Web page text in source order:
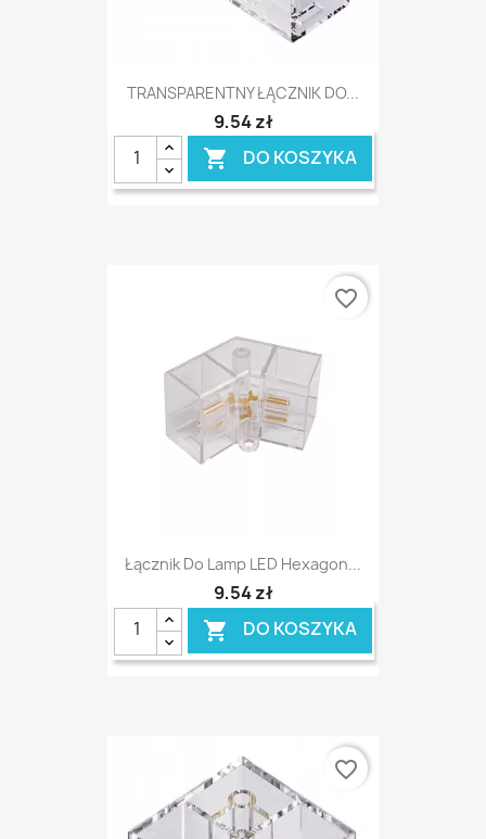
TRANSPARENTNY ŁĄCZNIK DO...
9,54 zł
 DO KOSZYKA
Łącznik Do Lamp LED Hexagon...
9,54 zł
 DO KOSZYKA
favorite_border
favorite_border